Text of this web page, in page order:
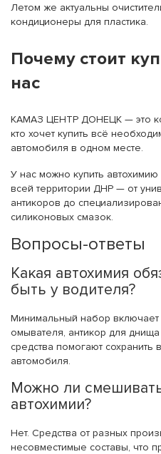
Летом же актуальны
кондиционеры для пластика.
Почему стоит
нас
КАМАЗ ЦЕНТР ДОНЕЦК — это
кто хочет купить всё
автомобиля в одном месте.
У нас можно купить
всей территории ДНР — от
антикоров до
силиконовых смазок.
Вопросы-ответы
Какая автохимия
быть у водителя?
Минимальный набор включает
омывателя, антикор для
средства помогают
автомобиля.
Можно ли
автохимии?
Нет. Средства от разных
несовместимые составы, что